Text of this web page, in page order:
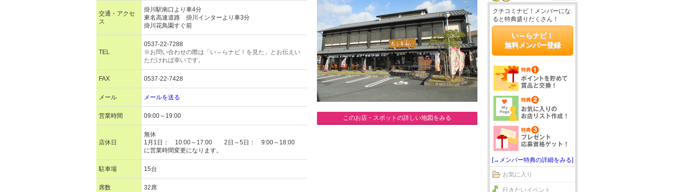
交通・アクセ
ス
掛川駅南口より車4分
東名高速道路 掛川インターより車3分
掛川花鳥園すぐ前
TEL
0537-22-7288
※お問い合わせの際は「い～らナビ！を見た」とお伝えい
ただければ幸いです。
FAX 0537-22-7428
メール メールを送る
営業時間 09:00～19:00
店休日
無休
1月1日： 10:00～17:00 2日～5日： 9:00～18:00
に営業時間変更になります。
駐車場 15台
席数 32席
このお店・スポットの詳しい地図をみる
クチコミナビ！メンバーにな
ると特典盛りだくさん！
い～らナビ！
無料メンバー登録
[→メンバー特典の詳細をみる]
お気に入り
行きたいイベント